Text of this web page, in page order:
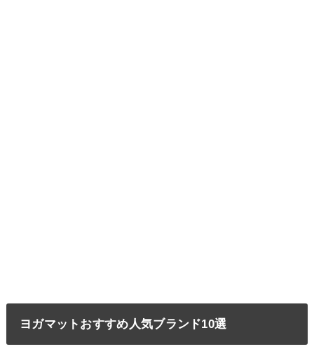
ヨガマットおすすめ人気ブランド10選